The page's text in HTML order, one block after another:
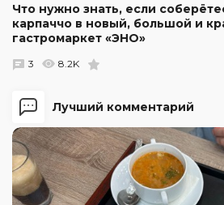
Лучший комментарий
Что нужно знать, если
карпаччо в новый, большой и
гастромаркет «ЭНО»
3 8.2K